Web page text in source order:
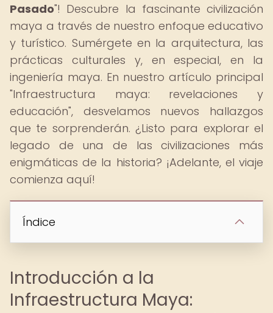
Pasado"! Descubre la fascinante civilización
maya a través de nuestro enfoque educativo
y turístico. Sumérgete en la arquitectura, las
prácticas culturales y, en especial, en la
ingeniería maya. En nuestro artículo principal
"Infraestructura maya: revelaciones y
educación", desvelamos nuevos hallazgos
que te sorprenderán. ¿Listo para explorar el
legado de una de las civilizaciones más
enigmáticas de la historia? ¡Adelante, el viaje
comienza aquí!
Índice
Introducción a la
Infraestructura Maya: